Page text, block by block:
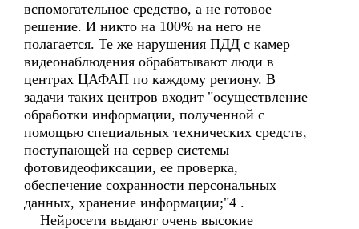
вспомогательное средство, а не готовое
решение. И никто на 100% на него не
полагается. Те же нарушения ПДД с камер
видеонаблюдения обрабатывают люди в
центрах ЦАФАП по каждому региону. В
задачи таких центров входит "осуществление
обработки информации, полученной с
помощью специальных технических средств,
поступающей на сервер системы
фотовидеофиксации, ее проверка,
обеспечение сохранности персональных
данных, хранение информации;"4 .
Нейросети выдают очень высокие